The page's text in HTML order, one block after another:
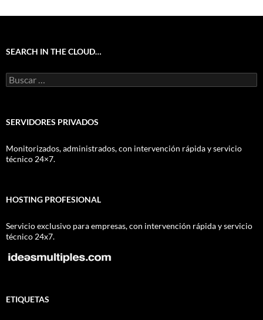
SEARCH IN THE CLOUD…
Buscar:
SERVIDORES PRIVADOS
Monitorizados, administrados, con intervención rápida y servicio
técnico 24×7.
HOSTING PROFESIONAL
Servicio exclusivo para empresas, con intervención rápida y servicio
técnico 24x7.
ETIQUETAS